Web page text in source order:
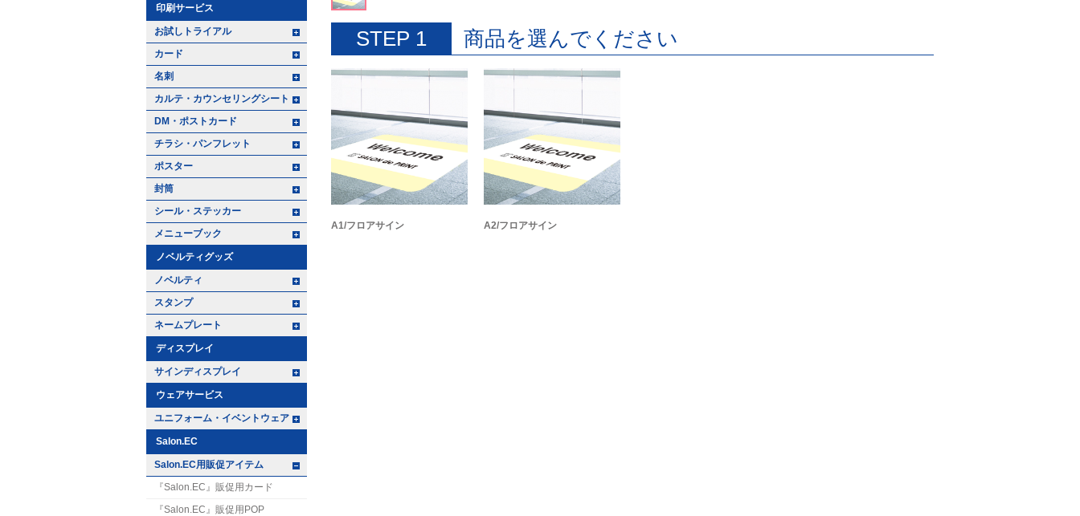
STEP 1 商品を選んでください
A1/フロアサイン A2/フロアサイン
印刷サービス
お試しトライアル
カード
名刺
カルテ・カウンセリングシート
DM・ポストカード
チラシ・パンフレット
ポスター
封筒
シール・ステッカー
メニューブック
ノベルティグッズ
ノベルティ
スタンプ
ネームプレート
ディスプレイ
サインディスプレイ
ウェアサービス
ユニフォーム・イベントウェア
Salon.EC
Salon.EC用販促アイテム
『Salon.EC』販促用カード
『Salon.EC』販促用POP